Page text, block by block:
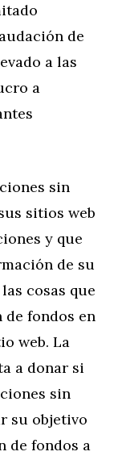
de
a las
a
sin
sitios web
y que
de su
cosas que
fondos en
web. La
a donar si
sin
su objetivo
de fondos a